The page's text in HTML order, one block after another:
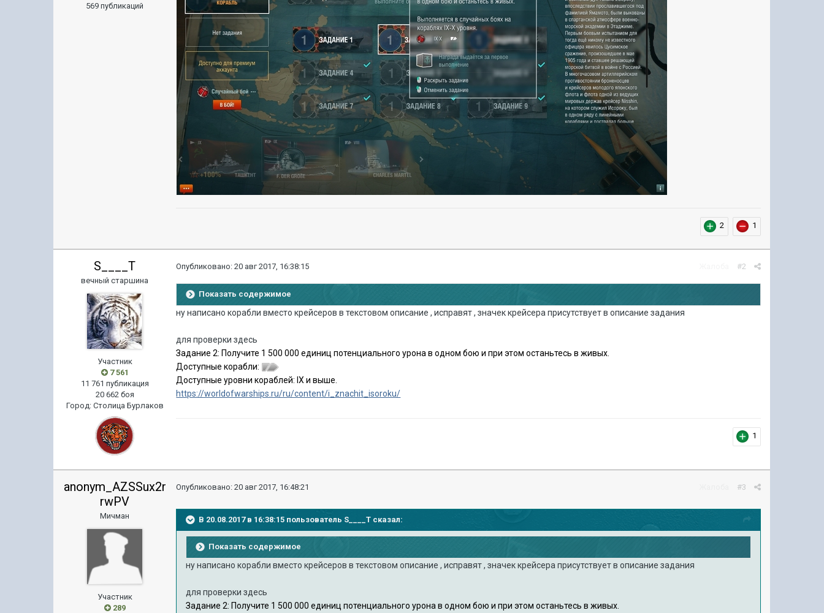
569 публикаций
2 1
S____T
вечный старшина
Участник
7 561
11 761 публикация
20 662 боя
Город: Столица Бурлаков
#2
Опубликовано:20 авг 2017, 16:38:15
Показать содержимое
ну написано корабли вместо крейсеров в текстовом описание , исправят , значек крейсера присутствует в описание задания
для проверки здесь
Задание 2: Получите 1 500 000 единиц потенциального урона в одном бою и при этом останьтесь в живых.
Доступные корабли:
Доступные уровни кораблей: IX и выше.
https://worldofwarships.ru/ru/content/i_znachit_isoroku/
1
anonym_AZSSux2r
rwPV
Мичман
Участник
289
#3
Опубликовано:20 авг 2017, 16:48:21
В 20.08.2017 в 16:38:15 пользователь S____T сказал:
Показать содержимое
ну написано корабли вместо крейсеров в текстовом описание , исправят , значек крейсера присутствует в описание задания
для проверки здесь
Задание 2: Получите 1 500 000 единиц потенциального урона в одном бою и при этом останьтесь в живых.